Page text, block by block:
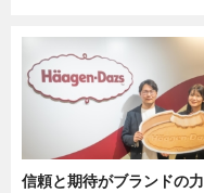
信頼と期待がブランドの